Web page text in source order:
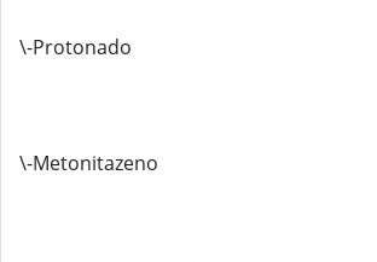
\-Protonado
\-Metonitazeno